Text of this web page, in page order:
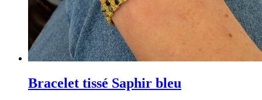
Bracelet tissé Saphir bleu